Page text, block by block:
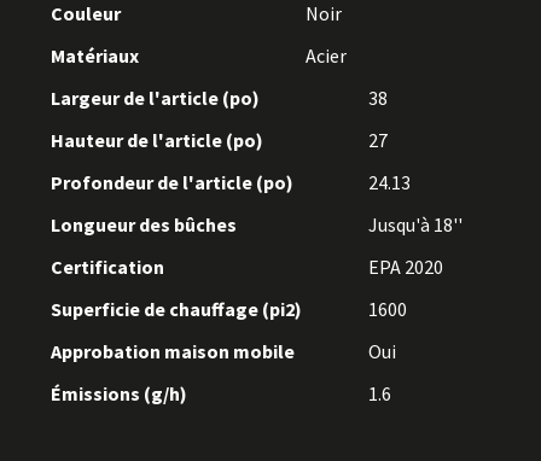
Couleur
Noir
Matériaux
Acier
Largeur de l'article (po)
38
Hauteur de l'article (po)
27
Profondeur de l'article (po)
24.13
Longueur des bûches
Jusqu'à 18''
Certification
EPA 2020
Superficie de chauffage (pi2)
1600
Approbation maison mobile
Oui
Émissions (g/h)
1.6